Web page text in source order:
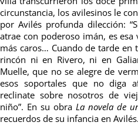
circunstancia, los avilesinos le
por Avilés profunda dilección:
atrae con poderoso imán, es
más caros… Cuando de tarde
rincón ni en Rivero, ni en
Muelle, que no se alegre de
esos soportales que no diga
reclinate sobre nosotros de
niño”. En su obra La novela de
recuerdos de su infancia en Avilés.